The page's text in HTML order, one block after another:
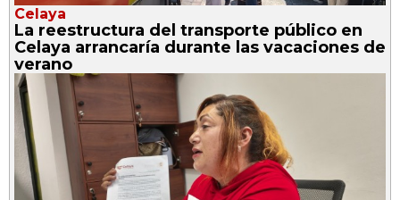
Celaya
La reestructura del transporte público en
Celaya arrancaría durante las vacaciones de
verano